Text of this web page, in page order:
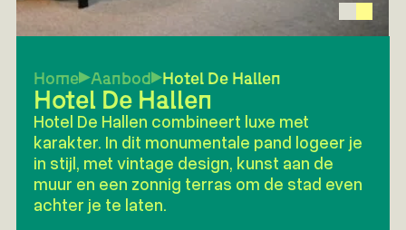
Home Aanbod Hotel De Hallen
Hotel De Hallen
Hotel De Hallen combineert luxe met
karakter. In dit monumentale pand logeer je
in stijl, met vintage design, kunst aan de
muur en een zonnig terras om de stad even
achter je te laten.